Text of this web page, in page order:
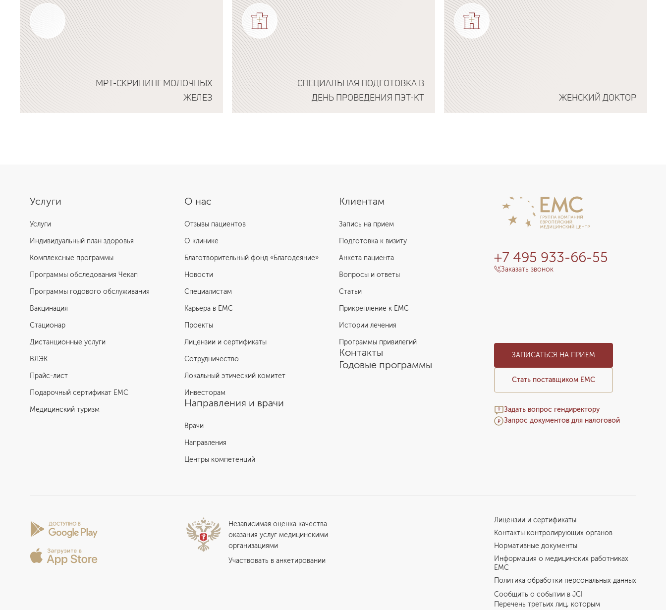
МРТ-СКРИНИНГ МОЛОЧНЫХ
ЖЕЛЕЗ
СПЕЦИАЛЬНАЯ ПОДГОТОВКА В
ДЕНЬ ПРОВЕДЕНИЯ ПЭТ-КТ
ЖЕНСКИЙ ДОКТОР
О нас
Отзывы пациентов
О клинике
Благотворительный фонд «Благодеяние»
Новости
Специалистам
Карьера в ЕМС
Проекты
Лицензии и сертификаты
Сотрудничество
Локальный этический комитет
Инвесторам
Направления и врачи
Врачи
Направления
Центры компетенций
Услуги
Услуги
Индивидуальный план здоровья
Комплексные программы
Программы обследования Чекап
Программы годового обслуживания
Вакцинация
Стационар
Дистанционные услуги
ВЛЭК
Прайс-лист
Подарочный сертификат EMC
Медицинский туризм
Клиентам
Запись на прием
Подготовка к визиту
Анкета пациента
Вопросы и ответы
Статьи
Прикрепление к EMC
Истории лечения
Программы привилегий
Контакты
Годовые программы
+7 495 933-66-55
Заказать звонок
ЗАПИСАТЬСЯ НА ПРИЕМ
Стать поставщиком ЕМС
Задать вопрос гендиректору
Запрос документов для налоговой
Независимая оценка качества
оказания услуг медицинскими
организациями
Участвовать в анкетировании
Лицензии и сертификаты
Контакты контролирующих органов
Нормативные документы
Информация о медицинских работниках
EMC
Политика обработки персональных данных
Сообщить о событии в JCI
Перечень третьих лиц, которым